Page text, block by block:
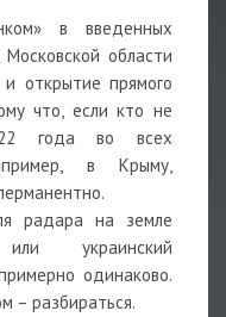
в введенных
области
открытие прямого
что, если кто не
года во всех
в Крыму,
радара на земле
украинский
одинаково.
– разбираться.